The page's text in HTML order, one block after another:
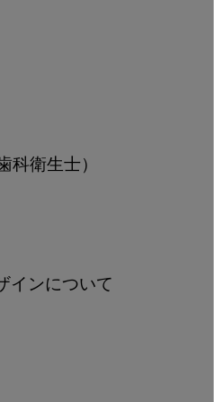
科衛生士）
インについて